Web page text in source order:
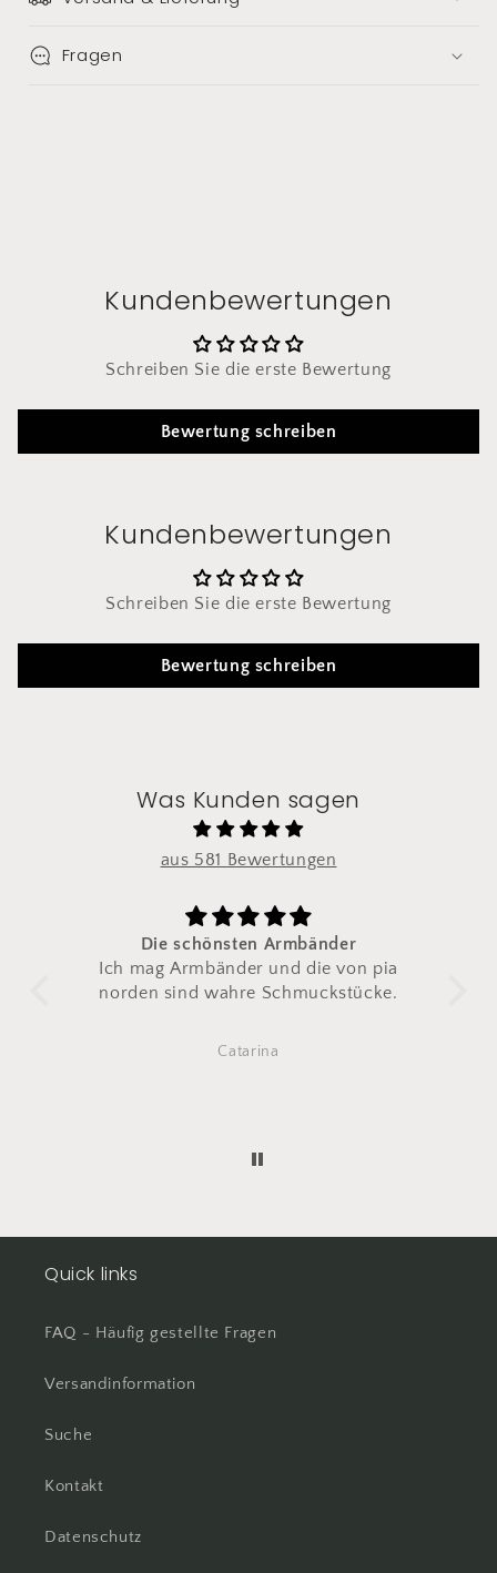
Fragen
Kundenbewertungen
Schreiben Sie die erste Bewertung
Bewertung schreiben
Kundenbewertungen
Schreiben Sie die erste Bewertung
Bewertung schreiben
Was Kunden sagen
aus 581 Bewertungen
Zum zweiten mal bestellt
Ich habe dieses Armband zum
zweiten mal bestellt.
irgendwann gerissen
Diena
Quick links
FAQ - Häufig gestellte Fragen
Versandinformation
Suche
Kontakt
Datenschutz